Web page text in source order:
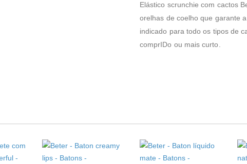
Elástico scrunchie com cactos
orelhas de coelho que garante
indicado para todo os tipos de
comprIDo ou mais curto.